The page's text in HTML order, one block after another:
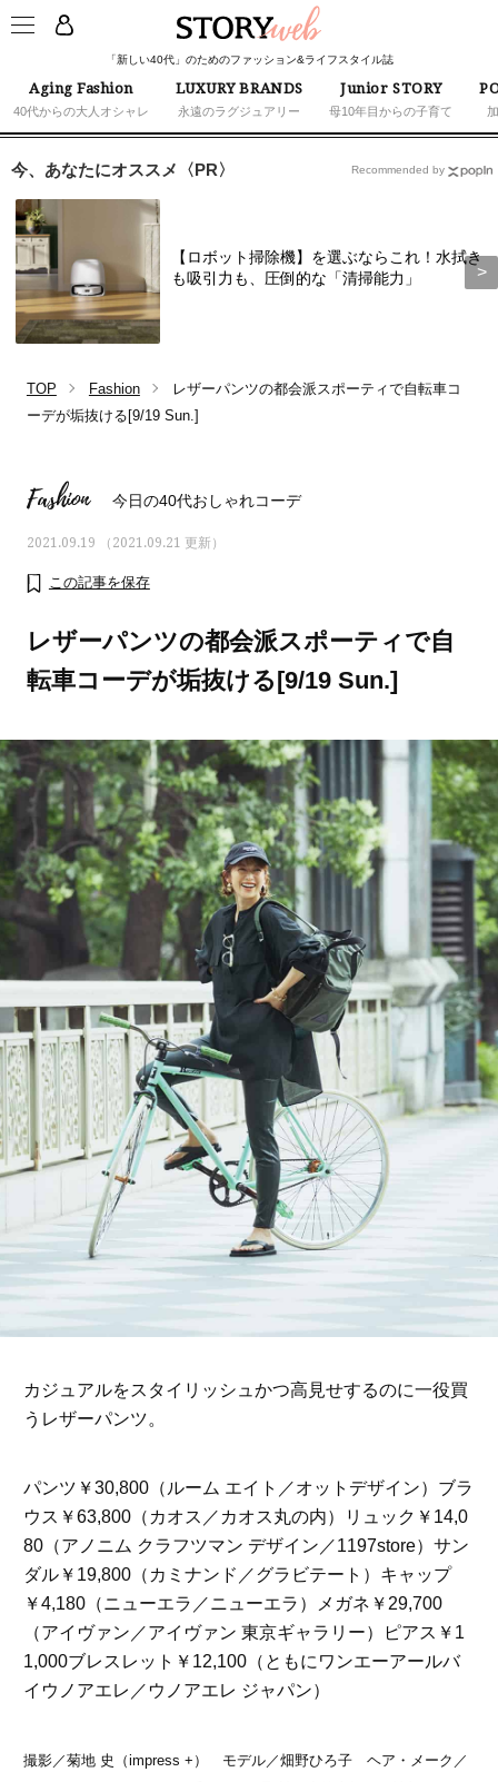
「新しい40代」のためのファッション&ライフスタイル誌
Aging Fashion
40代からの大人オシャレ
LUXURY BRANDS
永遠のラグジュアリー
Junior STORY
母10年目からの子育て
すす
ママとパパに贈る「ジェンダーレ
ス学」
人気の40代髪型・ヘア
今、あなたにオススメ〈PR〉
【ロボット掃除機】を選ぶならこれ！水拭き
も吸引力も、圧倒的な「清掃能力」
Recommended by
TOP Fashion
レザーパンツの都会派スポーティで自転車コ
ーデが垢抜ける[9/19 Sun.]
Fashion 今日の40代おしゃれコーデ
2021.09.19 （2021.09.21 更新）
この記事を保存
レザーパンツの都会派スポーティで自
転車コーデが垢抜ける[9/19 Sun.]
カジュアルをスタイリッシュかつ高見せするのに一役買
うレザーパンツ。
パンツ￥30,800（ルーム エイト／オットデザイン）ブラ
ウス￥63,800（カオス／カオス丸の内）リュック￥14,0
80（アノニム クラフツマン デザイン／1197store）サン
ダル￥19,800（カミナンド／グラビテート）キャップ
￥4,180（ニューエラ／ニューエラ）メガネ￥29,700
（アイヴァン／アイヴァン 東京ギャラリー）ピアス￥1
1,000ブレスレット￥12,100（ともにワンエーアールバ
イウノアエレ／ウノアエレ ジャパン）
撮影／菊地 史（impress +） モデル／畑野ひろ子 ヘア・メーク／